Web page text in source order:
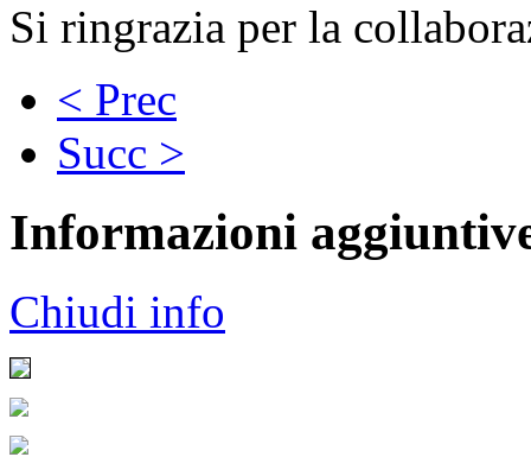
Si ringrazia per la
< Prec
Succ >
Informazioni
Chiudi info